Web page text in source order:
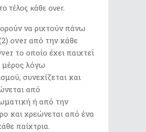
τέλος κάθε over.
να ριχτούν πάνω
over από την κάθε
το οποίο έχει παιχτεί
μέρος λόγω
συνεχίζεται και
από
ή από την
και χρεώνεται από ένα
παίχτρια.